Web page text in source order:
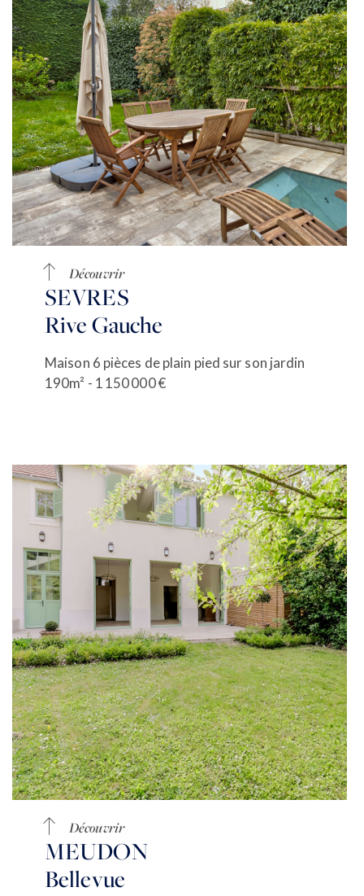
Découvrir
SEVRES
Rive Gauche
Maison 6 pièces de plain pied sur son jardin
190m² - 1 150 000 €
Découvrir
MEUDON
Bellevue